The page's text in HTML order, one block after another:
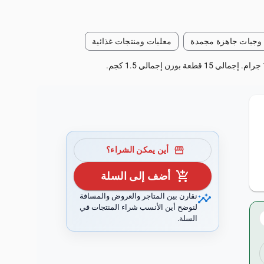
وجبات جاهزة مجمدة معلبات ومنتجات غذائية
storefront أين يمكن الشراء؟
add_shopping_cart أضف إلى السلة
insightsنقارن بين المتاجر والعروض والمسافة
لنوضح أين الأنسب شراء المنتجات في
السلة.